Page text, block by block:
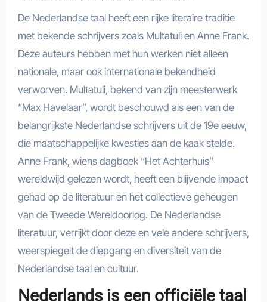
De Nederlandse taal heeft een rijke literaire traditie
met bekende schrijvers zoals Multatuli en Anne Frank.
Deze auteurs hebben met hun werken niet alleen
nationale, maar ook internationale bekendheid
verworven. Multatuli, bekend van zijn meesterwerk
“Max Havelaar”, wordt beschouwd als een van de
belangrijkste Nederlandse schrijvers uit de 19e eeuw,
die maatschappelijke kwesties aan de kaak stelde.
Anne Frank, wiens dagboek “Het Achterhuis”
wereldwijd gelezen wordt, heeft een blijvende impact
gehad op de literatuur en het collectieve geheugen
van de Tweede Wereldoorlog. De Nederlandse
literatuur, verrijkt door deze en vele andere schrijvers,
weerspiegelt de diepgang en diversiteit van de
Nederlandse taal en cultuur.
Nederlands is een officiële taal